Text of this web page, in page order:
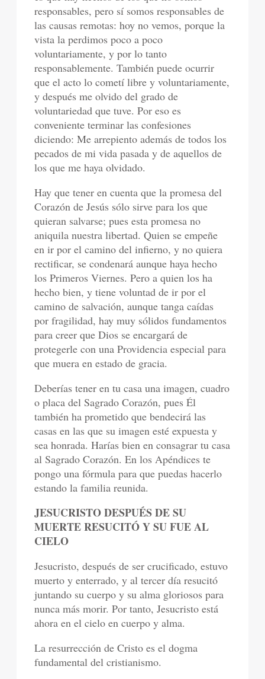
responsables, pero sí somos responsables de
las causas remotas: hoy no vemos, porque la
vista la perdimos poco a poco
voluntariamente, y por lo tanto
responsablemente. También puede ocurrir
que el acto lo cometí libre y voluntariamente,
y después me olvido del grado de
voluntariedad que tuve. Por eso es
conveniente terminar las confesiones
diciendo: Me arrepiento además de todos los
pecados de mi vida pasada y de aquellos de
los que me haya olvidado.
Hay que tener en cuenta que la promesa del
Corazón de Jesús sólo sirve para los que
quieran salvarse; pues esta promesa no
aniquila nuestra libertad. Quien se empeñe
en ir por el camino del infierno, y no quiera
rectificar, se condenará aunque haya hecho
los Primeros Viernes. Pero a quien los ha
hecho bien, y tiene voluntad de ir por el
camino de salvación, aunque tanga caídas
por fragilidad, hay muy sólidos fundamentos
para creer que Dios se encargará de
protegerle con una Providencia especial para
que muera en estado de gracia.
Deberías tener en tu casa una imagen, cuadro
o placa del Sagrado Corazón, pues Él
también ha prometido que bendecirá las
casas en las que su imagen esté expuesta y
sea honrada. Harías bien en consagrar tu casa
al Sagrado Corazón. En los Apéndices te
pongo una fórmula para que puedas hacerlo
estando la familia reunida.
JESUCRISTO DESPUÉS DE SU
MUERTE RESUCITÓ Y SU FUE AL
CIELO
Jesucristo, después de ser crucificado, estuvo
muerto y enterrado, y al tercer día resucitó
juntando su cuerpo y su alma gloriosos para
nunca más morir. Por tanto, Jesucristo está
ahora en el cielo en cuerpo y alma.
La resurrección de Cristo es el dogma
fundamental del cristianismo.